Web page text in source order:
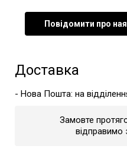
Повідомити про
Доставка
- Нова Пошта: на
Замовте
відправимо